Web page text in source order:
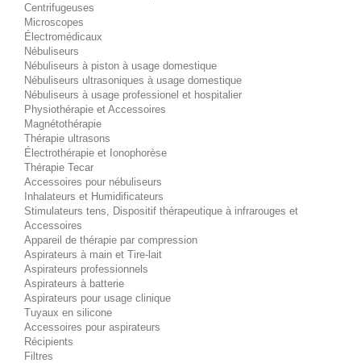
Centrifugeuses
Microscopes
Électromédicaux
Nébuliseurs
Nébuliseurs à piston à usage domestique
Nébuliseurs ultrasoniques à usage domestique
Nébuliseurs à usage professionel et hospitalier
Physiothérapie et Accessoires
Magnétothérapie
Thérapie ultrasons
Électrothérapie et Ionophorèse
Thérapie Tecar
Accessoires pour nébuliseurs
Inhalateurs et Humidificateurs
Stimulateurs tens, Dispositif thérapeutique à infrarouges et
Accessoires
Appareil de thérapie par compression
Aspirateurs à main et Tire-lait
Aspirateurs professionnels
Aspirateurs à batterie
Aspirateurs pour usage clinique
Tuyaux en silicone
Accessoires pour aspirateurs
Récipients
Filtres